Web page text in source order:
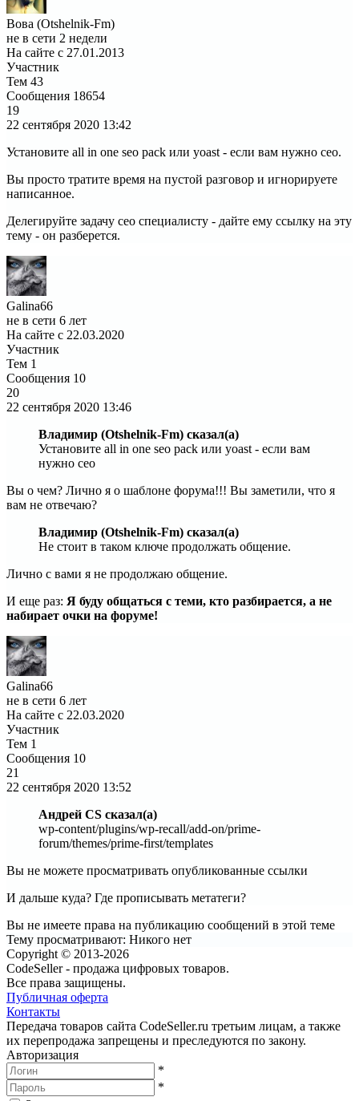
Вова (Otshelnik-Fm)
не в сети 2 недели
На сайте с 27.01.2013
Участник
Тем 43
Сообщения 18654
19
22 сентября 2020 13:42
Установите all in one seo pack или yoast - если вам нужно сео.
Вы просто тратите время на пустой разговор и игнорируете
написанное.
Делегируйте задачу сео специалисту - дайте ему ссылку на эту
тему - он разберется.
Galina66
не в сети 6 лет
На сайте с 22.03.2020
Участник
Тем 1
Сообщения 10
20
22 сентября 2020 13:46
Владимир (Otshelnik-Fm) сказал(а)
Установите all in one seo pack или yoast - если вам
нужно сео
Вы о чем? Лично я о шаблоне форума!!! Вы заметили, что я
вам не отвечаю?
Владимир (Otshelnik-Fm) сказал(а)
Не стоит в таком ключе продолжать общение.
Лично с вами я не продолжаю общение.
И еще раз: Я буду общаться с теми, кто разбирается, а не
набирает очки на форуме!
Galina66
не в сети 6 лет
На сайте с 22.03.2020
Участник
Тем 1
Сообщения 10
21
22 сентября 2020 13:52
Андрей CS сказал(а)
wp-content/plugins/wp-recall/add-on/prime-
forum/themes/prime-first/templates
Вы не можете просматривать опубликованные ссылки
И дальше куда? Где прописывать метатеги?
Вы не имеете права на публикацию сообщений в этой теме
Тему просматривают: Никого нет
Copyright © 2013-2026
CodeSeller - продажа цифровых товаров.
Все права защищены.
Публичная оферта
Контакты
Передача товаров сайта CodeSeller.ru третьим лицам, а также
их перепродажа запрещены и преследуются по закону.
Авторизация
*
*